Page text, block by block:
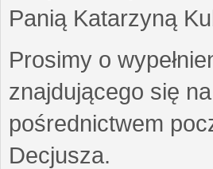
Panią Katarzyną
Prosimy o
znajdującego się
pośrednictwem
Decjusza.